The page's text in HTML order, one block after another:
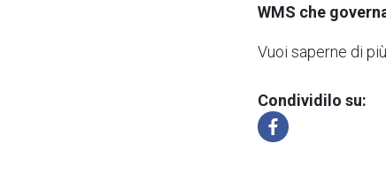
WMS che
Vuoi saperne di
Condividilo su: